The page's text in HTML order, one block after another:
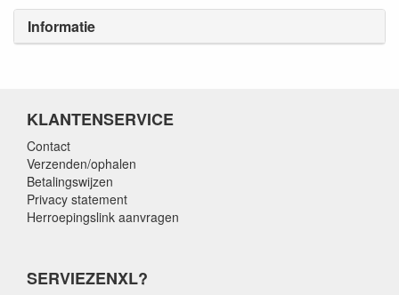
Informatie
KLANTENSERVICE
Contact
Verzenden/ophalen
Betalingswijzen
Privacy statement
Herroepingslink aanvragen
SERVIEZENXL?